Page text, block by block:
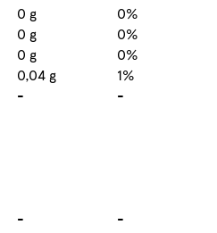
0 g
0%
0 g
0%
0 g
0%
0,04 g
1%
- -
-
-